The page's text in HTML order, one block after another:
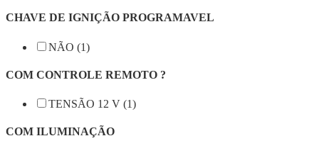
CHAVE DE IGNIÇÃO PROGRAMAVEL
NÃO (1)
COM CONTROLE REMOTO ?
TENSÃO 12 V (1)
COM ILUMINAÇÃO